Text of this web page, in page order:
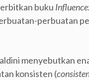
buku
perbuatan
menyebutkan
konsisten (